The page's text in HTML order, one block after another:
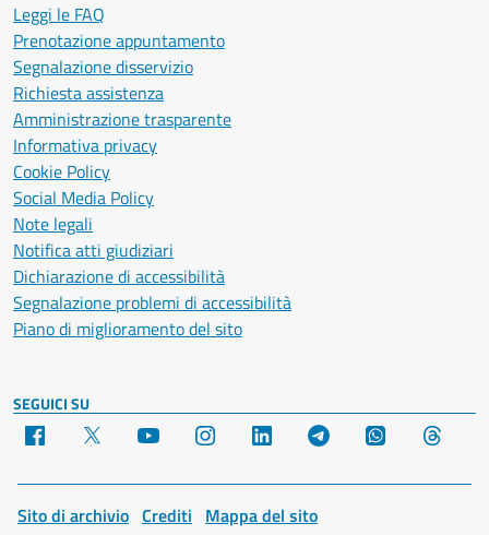
Leggi le FAQ
Prenotazione appuntamento
Segnalazione disservizio
Richiesta assistenza
Amministrazione trasparente
Informativa privacy
Cookie Policy
Social Media Policy
Note legali
Notifica atti giudiziari
Dichiarazione di accessibilità
Segnalazione problemi di accessibilità
Piano di miglioramento del sito
SEGUICI SU
Facebook YouTube Instagram LinkedIn Telegram WhatsApp
Sito di archivio Crediti Mappa del sito